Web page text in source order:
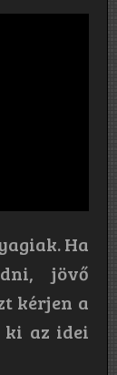
Ha
jövő
kérjen a
ki az idei